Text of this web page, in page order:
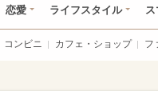
恋愛 ライフスタイル
コンビニ カフェ・ショップ フ